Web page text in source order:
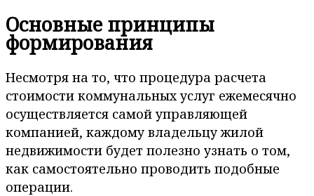
Основные принципы
формирования
Несмотря на то, что процедура расчета
стоимости коммунальных услуг ежемесячно
осуществляется самой управляющей
компанией, каждому владельцу жилой
недвижимости будет полезно узнать о том,
как самостоятельно проводить подобные
операции.